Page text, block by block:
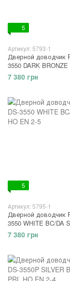
5
Артикул: 5793-1
Дверной доводчик
3550 DARK BRONZE
STD HO EN 2-5
7 380 грн
5
Артикул: 5795-1
Дверной доводчик
3550 WHITE BC/DA
2-5
7 380 грн